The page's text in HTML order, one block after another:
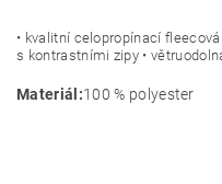
• kvalitní celopropínací
s kontrastními zipy •
Materiál:100 % polyester